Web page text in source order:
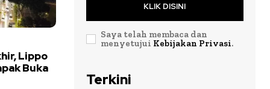
Lippo
Buka
KLIK DISINI
Saya telah membaca dan
menyetujui Kebijakan Privasi.
Terkini